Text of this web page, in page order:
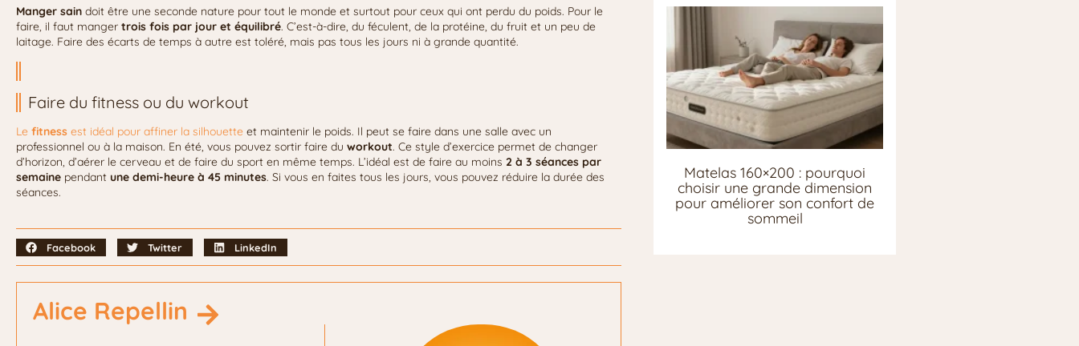
Manger sain doit être une seconde nature pour tout le monde et surtout pour ceux qui ont perdu du poids. Pour le
faire, il faut manger trois fois par jour et équilibré. C’est-à-dire, du féculent, de la protéine, du fruit et un peu de
laitage. Faire des écarts de temps à autre est toléré, mais pas tous les jours ni à grande quantité.
Faire du fitness ou du workout
Le fitness est idéal pour affiner la silhouette et maintenir le poids. Il peut se faire dans une salle avec un
professionnel ou à la maison. En été, vous pouvez sortir faire du workout. Ce style d’exercice permet de changer
d’horizon, d’aérer le cerveau et de faire du sport en même temps. L’idéal est de faire au moins 2 à 3 séances par
semaine pendant une demi-heure à 45 minutes. Si vous en faites tous les jours, vous pouvez réduire la durée des
séances.
Facebook Twitter LinkedIn
Alice Repellin
Matelas 160×200 : pourquoi
choisir une grande dimension
pour améliorer son confort de
sommeil